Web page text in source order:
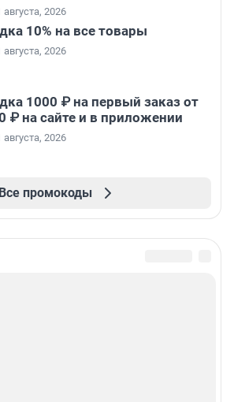
2026
10% на все товары
2026
1000 ₽ на первый заказ от
₽ на сайте и в приложении
2026
Все промокоды